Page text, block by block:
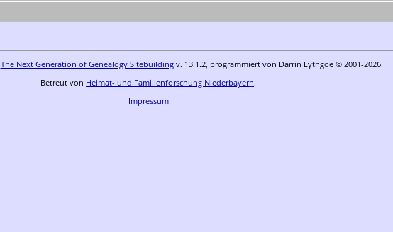
The Next Generation of Genealogy Sitebuildingv. 13.1.2, programmiert von Darrin Lythgoe © 2001-2026.
Betreut von Heimat- und Familienforschung Niederbayern.
Impressum